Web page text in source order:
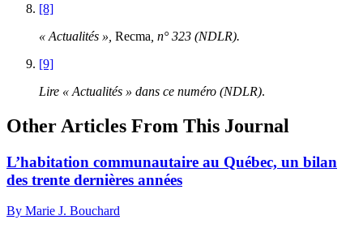
[8]
« Actualités », Recma , n° 323 (NDLR).
[9]
Lire « Actualités » dans ce numéro (NDLR).
Other Articles From This Journal
L’habitation communautaire au Québec, un bilan
des trente dernières années
By Marie J. Bouchard